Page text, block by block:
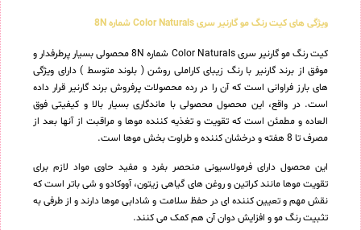
ویژگی های کیت رنگ مو گارنیر سری Color Naturals شماره 8N
کیت رنگ مو گارنیر سری Color Naturals شماره 8N محصولی بسیار پرطرفدار و
موفق از برند گارنیر با رنگ زیبای کاراملی روشن ( بلوند متوسط ) دارای ویژگی
های بارز فراوانی است که آن را در رده محصولات پرفروش برند گارنیر قرار داده
است. در واقع، این محصول محصولی با ماندگاری بسیار بالا و کیفیتی فوق
العاده و مطمئن است که تقویت و تغذیه کننده موها و مراقبت از آنها بعد از
مصرف تا 8 هفته و درخشان کننده و طراوت بخش موها است.
این محصول دارای فرمولاسیونی منحصر بفرد و مفید حاوی مواد لازم برای
تقویت موها مانند کراتین و روغن های گیاهی زیتون، آووکادو و شی باتر است که
نقش مهم و تعیین کننده ای در حفظ سلامت و شادابی موها دارند و از طرفی به
تثبیت رنگ مو و افزایش دوان آن هم کمک می کنند.